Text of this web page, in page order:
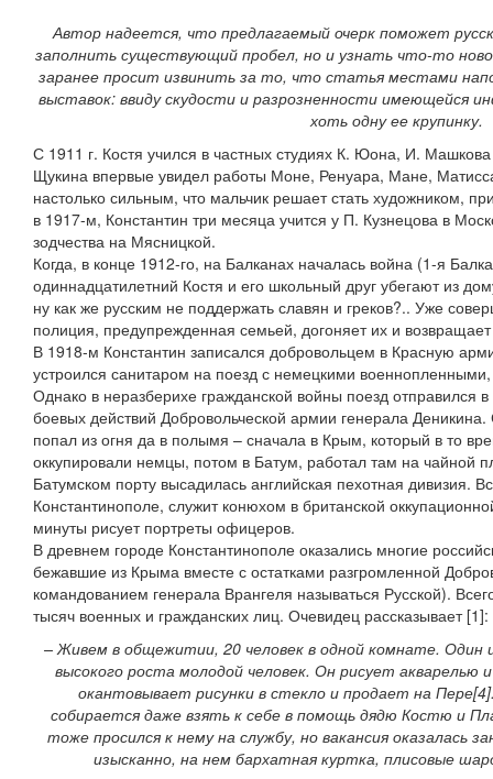
Автор надеется, что предлагаемый очерк поможет
заполнить существующий пробел, но и узнать что-то
заранее просит извинить за то, что статья местами
выставок: ввиду скудости и разрозненности имеющейся
хоть одну ее крупинку.
С 1911 г. Костя учился в частных студиях К. Юона, И.
Щукина впервые увидел работы Моне, Ренуара, Мане,
настолько сильным, что мальчик решает стать художником,
в 1917-м, Константин три месяца учится у П. Кузнецова в
зодчества на Мясницкой.
Когда, в конце 1912-го, на Балканах началась война (1-я
одиннадцатилетний Костя и его школьный друг убегают из
ну как же русским не поддержать славян и греков?.. Уже
полиция, предупрежденная семьей, догоняет их и
В 1918-м Константин записался добровольцем в Красную
устроился санитаром на поезд с немецкими
Однако в неразберихе гражданской войны поезд отправился
боевых действий Добровольческой армии генерала
попал из огня да в полымя – сначала в Крым, который в то
оккупировали немцы, потом в Батум, работал там на чайной
Батумском порту высадилась английская пехотная дивизия.
Константинополе, служит конюхом в британской
минуты рисует портреты офицеров.
В древнем городе Константинополе оказались многие
бежавшие из Крыма вместе с остатками разгромленной
командованием генерала Врангеля называться Русской).
тысяч военных и гражданских лиц. Очевидец рассказывает [1]:
– Живем в общежитии, 20 человек в одной комнате. Один
высокого роста молодой человек. Он рисует
окантовывает рисунки в стекло и продает на
собирается даже взять к себе в помощь дядю Костю и
тоже просился к нему на службу, но вакансия оказалась
изысканно, на нем бархатная куртка, плисовые